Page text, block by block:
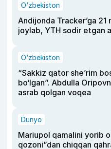
O‘zbekiston
Andijonda Tracker’ga 21
joylab, YTH sodir etgan
O‘zbekiston
“Sakkiz qator she’rim
bo‘lgan”. Abdulla
asrab qolgan voqea
Dunyo
Mariupol qamalini yorib
qozoni”dan chiqqan